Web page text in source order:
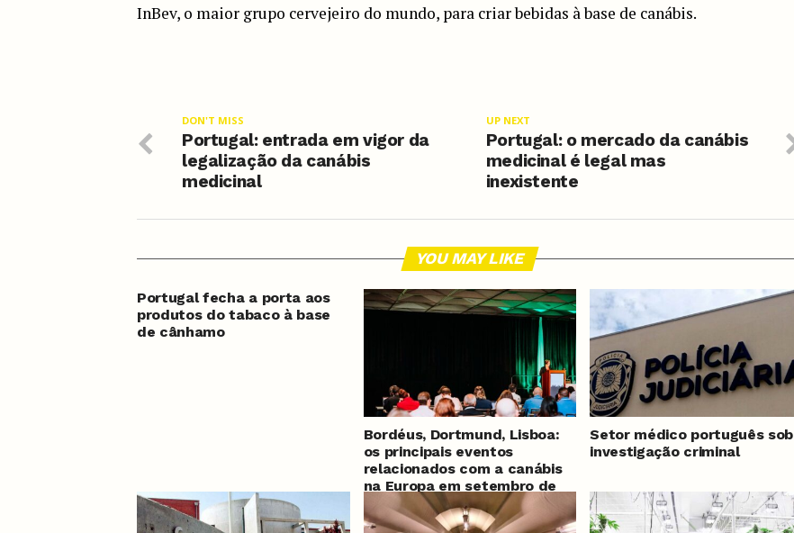
InBev, o maior grupo cervejeiro do mundo, para criar bebidas à base de canábis.
UP NEXT
Portugal: o mercado da canábis
medicinal é legal mas
inexistente
DON'T MISS
Portugal: entrada em vigor da
legalização da canábis
medicinal
YOU MAY LIKE
Portugal fecha a porta aos
produtos do tabaco à base
de cânhamo
Bordéus, Dortmund, Lisboa:
os principais eventos
relacionados com a canábis
na Europa em setembro de
2025
Setor médico português sob
investigação criminal